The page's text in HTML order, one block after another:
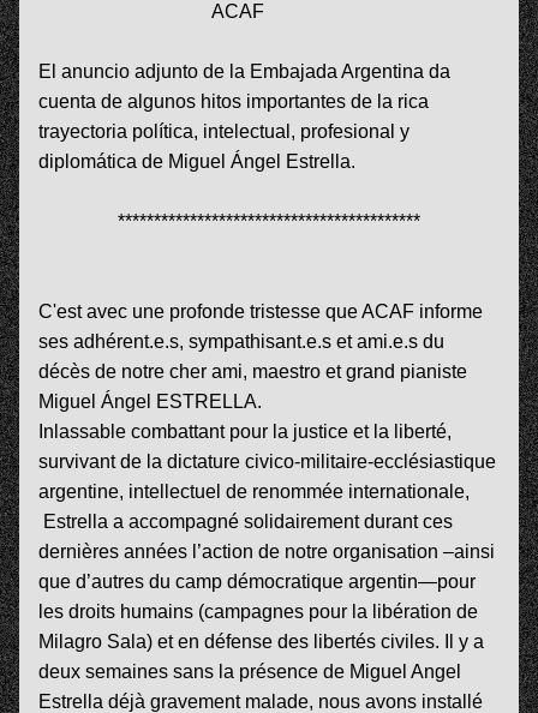
ACAF
El anuncio adjunto de la Embajada Argentina da
cuenta de algunos hitos importantes de la rica
trayectoria política, intelectual, profesional y
diplomática de Miguel Ángel Estrella.
******************************************
C'est avec une profonde tristesse que ACAF informe
ses adhérent.e.s, sympathisant.e.s et ami.e.s du
décès de notre cher ami, maestro et grand pianiste
Miguel Ángel ESTRELLA.
Inlassable combattant pour la justice et la liberté,
survivant de la dictature civico-militaire-ecclésiastique
argentine, intellectuel de renommée internationale,
Estrella a accompagné solidairement durant ces
dernières années l’action de notre organisation –ainsi
que d’autres du camp démocratique argentin—pour
les droits humains (campagnes pour la libération de
Milagro Sala) et en défense des libertés civiles. Il y a
deux semaines sans la présence de Miguel Angel
Estrella déjà gravement malade, nous avons installé